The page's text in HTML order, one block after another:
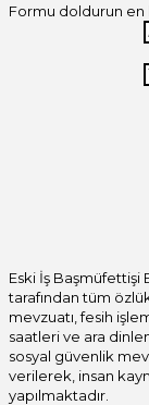
Formu doldurun en
Eski İş
tarafından tüm
mevzuatı, fesih
saatleri ve ara
sosyal güvenlik
verilerek, insan
yapılmaktadır.